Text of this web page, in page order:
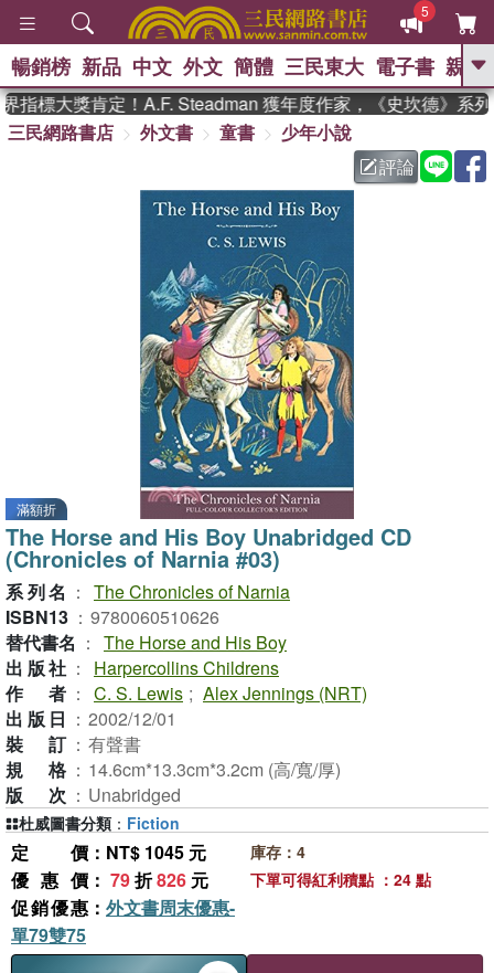
5
GO
熱搜： 東野圭吾 、
父親節 、 如果歷
暑期推薦 、 國際布克
獎 臺灣漫遊錄 、 方念華
登輝時代
數學女孩：黎曼猜想
偉大的迷走神經
暢銷榜 新品 中文 外文 簡體 三民東大 電子書 親子
標大獎肯定！A.F. Steadman 獲年度作家，《史坎德》系列
三民網路書店
外文書 童書
少年小說
評論
滿額折
The Horse and His Boy Unabridged CD
(Chronicles of Narnia #03)
系列名 ： The Chronicles of Narnia
ISBN13 ： 9780060510626
替代書名 ： The Horse and His Boy
出版社 ：
Harpercollins Childrens
作者 ： C. S. Lewis ; Alex Jennings (NRT)
出版日 ： 2002/12/01
裝訂 ： 有聲書
規格 ： 14.6cm*13.3cm*3.2cm (高/寬/厚)
版次 ： Unabridged
定價 ：NT$ 1045 元
優惠價 ： 79折826 元
促銷優惠 ： 外文書周末優惠-
單79雙75
庫存：4
下單可得紅利積點 ：24 點
杜威圖書分類 ： Fiction